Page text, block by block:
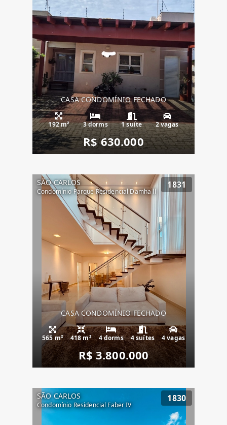
CASA CONDOMÍNIO FECHADO
192 m² 3 dorms 1 suíte 2 vagas
R$ 630.000
SÃO CARLOS
Condomínio Parque Residencial Damha ll
1831
CASA CONDOMÍNIO FECHADO
565 m² 418 m² 4 dorms 4 suítes 4 vagas
R$ 3.800.000
SÃO CARLOS
Condomínio Residencial Faber IV
1830